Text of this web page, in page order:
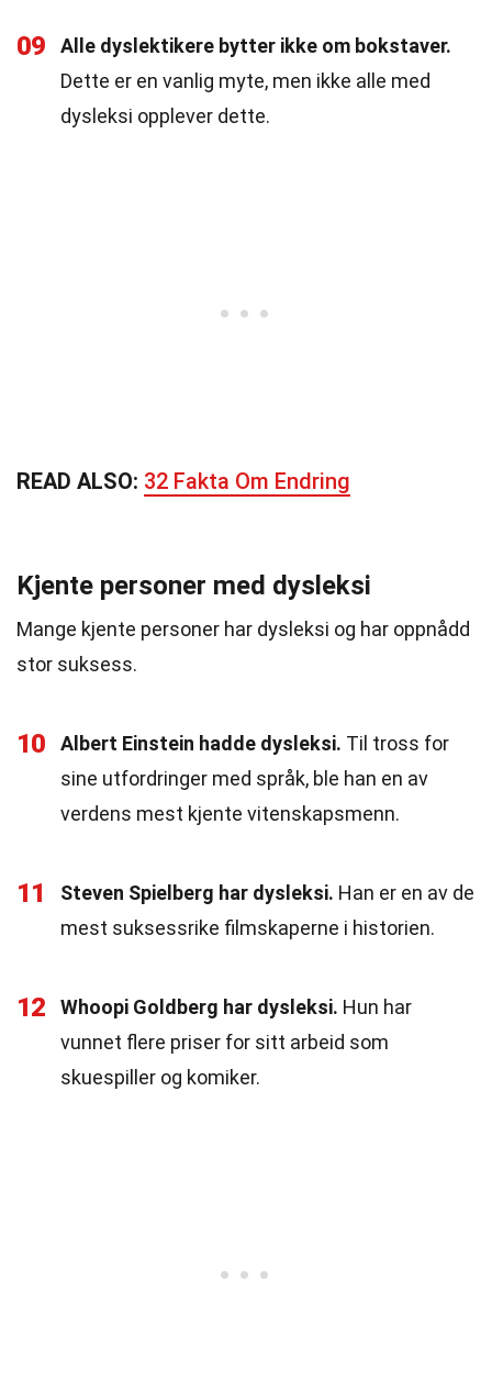
09
Alle dyslektikere bytter ikke om bokstaver.
Dette er en vanlig myte, men ikke alle med
dysleksi opplever dette.
READ ALSO: 32 Fakta Om Endring
Kjente personer med dysleksi
Mange kjente personer har dysleksi og har oppnådd
stor suksess.
10 Albert Einstein hadde dysleksi. Til tross for
sine utfordringer med språk, ble han en av
verdens mest kjente vitenskapsmenn.
11 Steven Spielberg har dysleksi. Han er en av de
mest suksessrike filmskaperne i historien.
12 Whoopi Goldberg har dysleksi. Hun har
vunnet flere priser for sitt arbeid som
skuespiller og komiker.